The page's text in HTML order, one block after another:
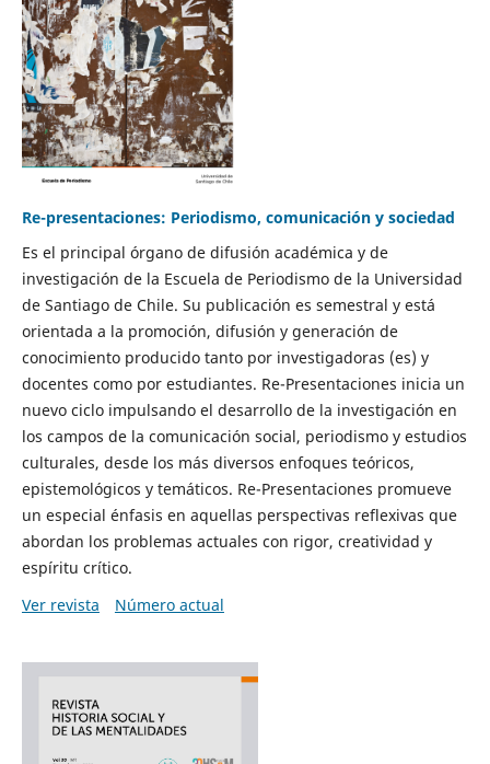
Re-presentaciones: Periodismo, comunicación y sociedad
Es el principal órgano de difusión académica y de
investigación de la Escuela de Periodismo de la Universidad
de Santiago de Chile. Su publicación es semestral y está
orientada a la promoción, difusión y generación de
conocimiento producido tanto por investigadoras (es) y
docentes como por estudiantes. Re-Presentaciones inicia un
nuevo ciclo impulsando el desarrollo de la investigación en
los campos de la comunicación social, periodismo y estudios
culturales, desde los más diversos enfoques teóricos,
epistemológicos y temáticos. Re-Presentaciones promueve
un especial énfasis en aquellas perspectivas reflexivas que
abordan los problemas actuales con rigor, creatividad y
espíritu crítico.
Ver revista
Número actual